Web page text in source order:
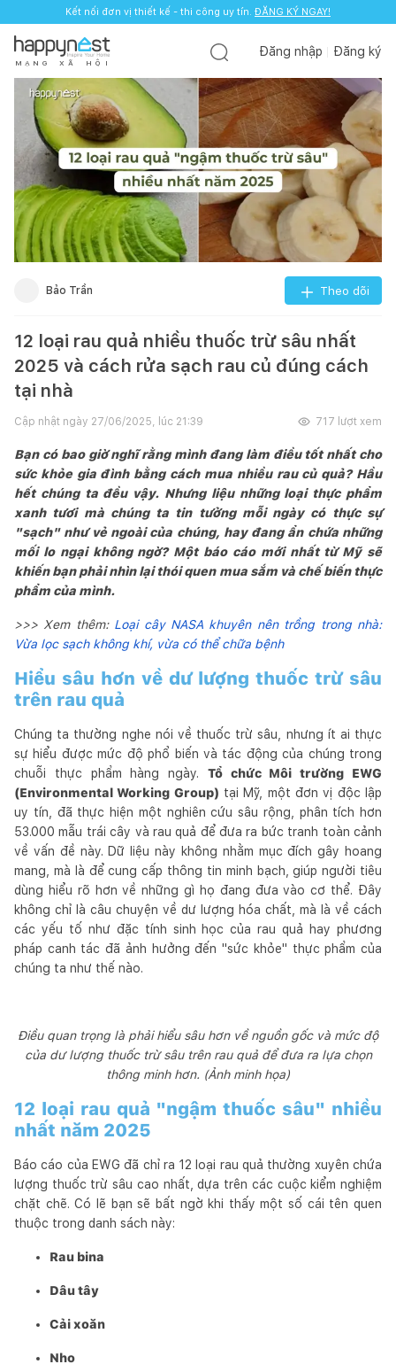
Kết nối đơn vị thiết kế - thi công uy tín. ĐĂNG KÝ NGAY!
M Ạ N G X Ã H Ộ I
Đăng nhập Đăng ký
Bảo Trần Theo dõi
12 loại rau quả nhiều thuốc trừ sâu nhất
2025 và cách rửa sạch rau củ đúng cách
tại nhà
Cập nhật ngày 27/06/2025, lúc 21:39 717 lượt xem
Bạn có bao giờ nghĩ rằng mình đang làm điều tốt nhất cho
sức khỏe gia đình bằng cách mua nhiều rau củ quả? Hầu
hết chúng ta đều vậy. Nhưng liệu những loại thực phẩm
xanh tươi mà chúng ta tin tưởng mỗi ngày có thực sự
"sạch" như vẻ ngoài của chúng, hay đang ẩn chứa những
mối lo ngại không ngờ? Một báo cáo mới nhất từ Mỹ sẽ
khiến bạn phải nhìn lại thói quen mua sắm và chế biến thực
phẩm của mình.
>>> Xem thêm: Loại cây NASA khuyên nên trồng trong nhà:
Vừa lọc sạch không khí, vừa có thể chữa bệnh
Hiểu sâu hơn về dư lượng thuốc trừ sâu
trên rau quả
Chúng ta thường nghe nói về thuốc trừ sâu, nhưng ít ai thực
sự hiểu được mức độ phổ biến và tác động của chúng trong
chuỗi thực phẩm hàng ngày. Tổ chức Môi trường EWG
(Environmental Working Group) tại Mỹ, một đơn vị độc lập
uy tín, đã thực hiện một nghiên cứu sâu rộng, phân tích hơn
53.000 mẫu trái cây và rau quả để đưa ra bức tranh toàn cảnh
về vấn đề này. Dữ liệu này không nhằm mục đích gây hoang
mang, mà là để cung cấp thông tin minh bạch, giúp người tiêu
dùng hiểu rõ hơn về những gì họ đang đưa vào cơ thể. Đây
không chỉ là câu chuyện về dư lượng hóa chất, mà là về cách
các yếu tố như đặc tính sinh học của rau quả hay phương
pháp canh tác đã ảnh hưởng đến "sức khỏe" thực phẩm của
chúng ta như thế nào.
Điều quan trọng là phải hiểu sâu hơn về nguồn gốc và mức độ
của dư lượng thuốc trừ sâu trên rau quả để đưa ra lựa chọn
thông minh hơn. (Ảnh minh họa)
12 loại rau quả "ngậm thuốc sâu" nhiều
nhất năm 2025
Báo cáo của EWG đã chỉ ra 12 loại rau quả thường xuyên chứa
lượng thuốc trừ sâu cao nhất, dựa trên các cuộc kiểm nghiệm
chặt chẽ. Có lẽ bạn sẽ bất ngờ khi thấy một số cái tên quen
thuộc trong danh sách này:
Rau bina
Dâu tây
Cải xoăn
Nho